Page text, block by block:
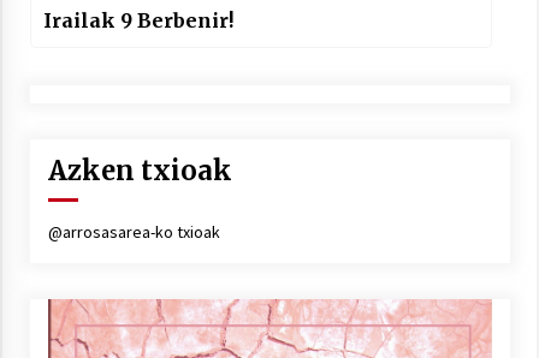
Irailak 9 Berbenir!
Azken txioak
@arrosasarea-ko txioak